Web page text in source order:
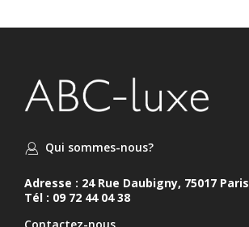
Qui sommes-nous?
Adresse : 24 Rue Daubigny, 75017 Paris
Tél : 09 72 44 04 38
Contactez-nous